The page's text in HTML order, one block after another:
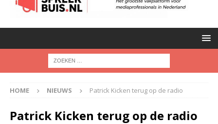
HOME NIEUWS Patrick Kicken terug op de radio
Patrick Kicken terug op de radio